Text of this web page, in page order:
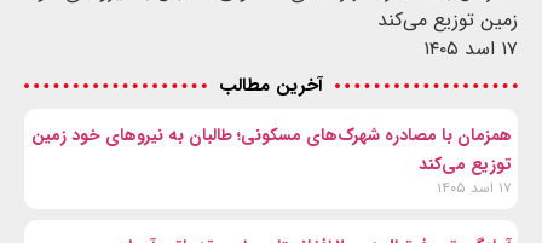
زمین توزیع می‌کند
۱۷ اسد ۱۴۰۵
آخرین مطالب
همزمان با مصادره شهرک‌های مسکونی؛ طالبان به نیروهای خود زمین
توزیع می‌کند
۱۷ اسد ۱۴۰۵